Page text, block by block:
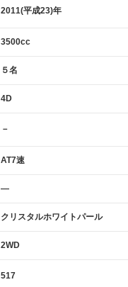
2011(平成23)年
3500cc
５名
4D
－
AT7速
―
クリスタルホワイトパール
2WD
517